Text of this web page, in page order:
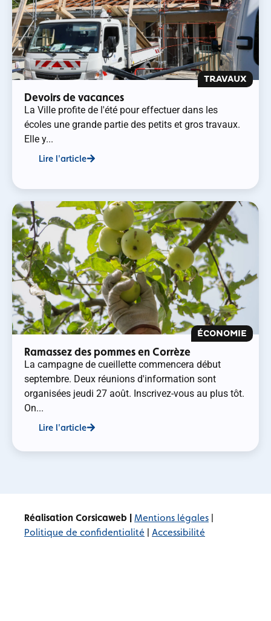
TRAVAUX
Devoirs de vacances
La Ville profite de l'été pour effectuer dans les
écoles une grande partie des petits et gros travaux.
Elle y...
Lire l'article
ÉCONOMIE
Ramassez des pommes en Corrèze
La campagne de cueillette commencera début
septembre. Deux réunions d'information sont
organisées jeudi 27 août. Inscrivez-vous au plus tôt.
On...
Lire l'article
Réalisation Corsicaweb | Mentions légales
Politique de confidentialité
Accessibilité